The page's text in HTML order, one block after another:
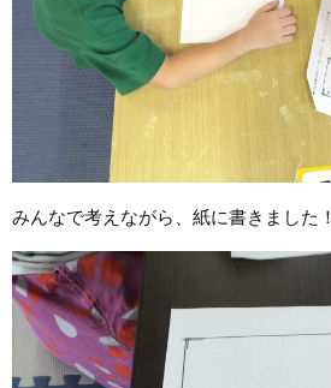
みんなで考えながら、紙に書きました！